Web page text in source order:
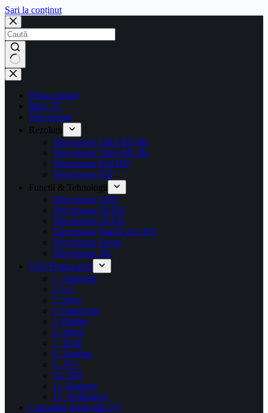
Sari la conținut
Prima pagină
Blog TV
Televizoare
Rezoluţii
Televizoare Ultra HD 8K
Televizoare Ultra HD 4K
Televizoare Full HD
Televizoare HD
Functii & Tehnologii
Televizoare LED
Televizoare OLED
Televizoare QLED
Televizoare NanoCell LED
Televizoare Smart
Televizoare 3D
TOP Producatori
1. Samsung
2. LG
3. Sony
4. Panasonic
5. Philips
6. Sharp
7. Tesla
8. Toshiba
9. JVC
10. NEI
11. Horizon
12. Wellington
Calculator diagonala TV